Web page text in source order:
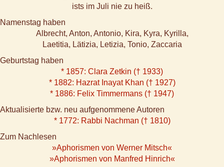
ists im Juli nie zu heiß.
Namenstag haben
Albrecht, Anton, Antonio, Kira, Kyra, Kyrilla,
Laetitia, Lätizia, Letizia, Tonio, Zaccaria
Geburtstag haben
* 1857: Clara Zetkin († 1933)
* 1882: Hazrat Inayat Khan († 1927)
* 1886: Felix Timmermans († 1947)
Aktualisierte bzw. neu aufgenommene Autoren
* 1772: Rabbi Nachman († 1810)
Zum Nachlesen
»Aphorismen von Werner Mitsch«
»Aphorismen von Manfred Hinrich«